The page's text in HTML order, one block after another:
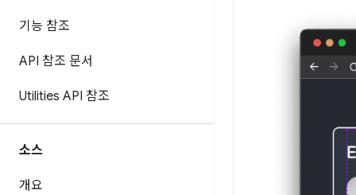
기능 참조
API 참조 문서
Utilities API 참조
소스
개요